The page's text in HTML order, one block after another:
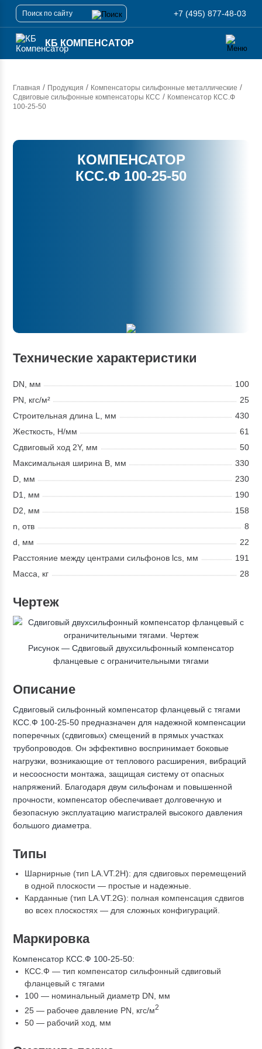
+7 (495) 877-48-03
КБ КОМПЕНСАТОР
Главная / Продукция / Компенсаторы сильфонные металлические /
Сдвиговые сильфонные компенсаторы КСС / Компенсатор КСС.Ф
100-25-50
КОМПЕНСАТОР
КСС.Ф 100-25-50
Технические характеристики
DN, мм
100
PN, кгс/м²
25
Строительная длина L, мм
430
Жесткость, Н/мм
61
Сдвиговый ход 2Y, мм
50
Максимальная ширина В, мм
330
D, мм
230
D1, мм
190
D2, мм
158
n, отв
8
d, мм
22
Расстояние между центрами сильфонов lcs, мм
191
Масса, кг
28
Чертеж
Рисунок — Сдвиговый двухсильфонный компенсатор
фланцевые с ограничительными тягами
Описание
Сдвиговый сильфонный компенсатор фланцевый с тягами
КСС.Ф 100-25-50 предназначен для надежной компенсации
поперечных (сдвиговых) смещений в прямых участках
трубопроводов. Он эффективно воспринимает боковые
нагрузки, возникающие от теплового расширения, вибраций
и несоосности монтажа, защищая систему от опасных
напряжений. Благодаря двум сильфонам и повышенной
прочности, компенсатор обеспечивает долговечную и
безопасную эксплуатацию магистралей высокого давления
большого диаметра.
Типы
Шарнирные (тип LA.VT.2H): для сдвиговых перемещений
в одной плоскости — простые и надежные.
Карданные (тип LA.VT.2G): полная компенсация сдвигов
во всех плоскостях — для сложных конфигураций.
Маркировка
Компенсатор КСС.Ф 100-25-50:
КСС.Ф — тип компенсатор сильфонный сдвиговый
фланцевый с тягами
100 — номинальный диаметр DN, мм
25 — рабочее давление PN, кгc/м2
50 — рабочий ход, мм